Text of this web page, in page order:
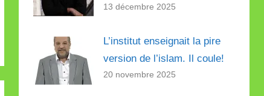
13 décembre 2025
L’institut enseignait la pire
version de l’islam. Il coule!
20 novembre 2025